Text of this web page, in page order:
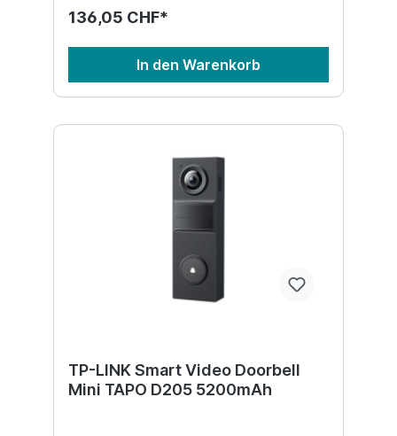
136,05 CHF*
In den Warenkorb
TP-LINK Smart Video Doorbell
Mini TAPO D205 5200mAh